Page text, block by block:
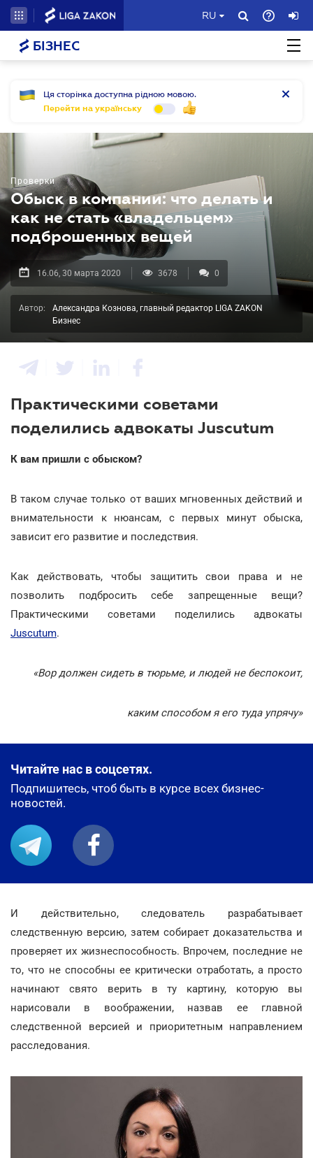
RU
БІЗНЕС
Ця сторінка доступна рідною мовою.
Перейти на українську
Проверки
Обыск в компании: что делать и
как не стать «владельцем»
подброшенных вещей
16.06, 30 марта 2020 3678 0
Автор:
Александра Кознова, главный редактор LIGA ZAKON
Бизнес
Практическими советами
поделились адвокаты Juscutum
К вам пришли с обыском?
В таком случае только от ваших мгновенных действий и
внимательности к нюансам, с первых минут обыска,
зависит его развитие и последствия.
Как действовать, чтобы защитить свои права и не
позволить подбросить себе запрещенные вещи?
Практическими советами поделились адвокаты
Juscutum.
«Вор должен сидеть в тюрьме, и людей не беспокоит,
каким способом я его туда упрячу»
Читайте нас в соцсетях.
Подпишитесь, чтоб быть в курсе всех бизнес-
новостей.
И действительно, следователь разрабатывает
следственную версию, затем собирает доказательства и
проверяет их жизнеспособность. Впрочем, последние не
то, что не способны ее критически отработать, а просто
начинают свято верить в ту картину, которую вы
нарисовали в воображении, назвав ее главной
следственной версией и приоритетным направлением
расследования.